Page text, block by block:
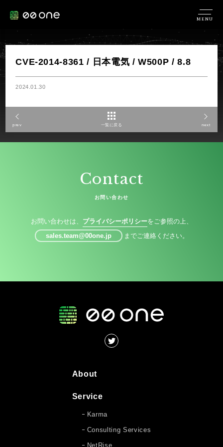
MENU
CVE-2014-8361 / 日本電気 / W500P / 8.8
2024.01.30
prev 一覧に戻る next
Contact
お問い合わせ
お問い合わせは、 プライバシーポリシーをご参照の上、
sales.team@00one.jp
までご連絡ください。
About
Service
Karma
Consulting Services
NetRise